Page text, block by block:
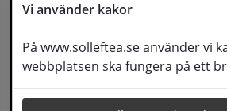
Vi använder kakor
På www.solleftea.se använder vi
webbplatsen ska fungera på ett
Lämna synpunkt
Här kan du lämna synpunkter,